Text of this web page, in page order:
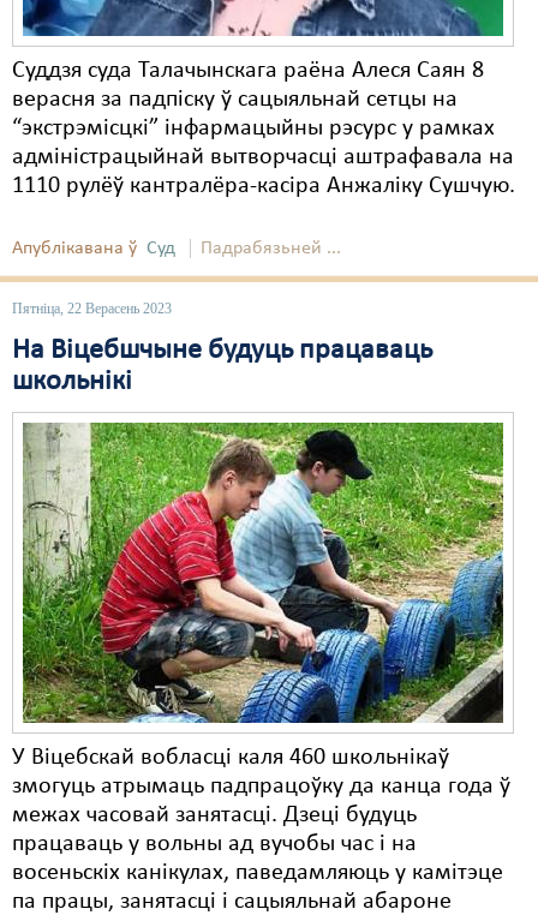
Суддзя суда Талачынскага раёна Алеся Саян 8
верасня за падпіску ў сацыяльнай сетцы на
“экстрэмісцкі” інфармацыйны рэсурс у рамках
адміністрацыйнай вытворчасці аштрафавала на
1110 рулёў кантралёра-касіра Анжаліку Сушчую.
Апублікавана ў Суд Падрабязьней ...
Пятніца, 22 Верасень 2023
На Віцебшчыне будуць працаваць
школьнікі
У Віцебскай вобласці каля 460 школьнікаў
змогуць атрымаць падпрацоўку да канца года ў
межах часовай занятасці. Дзеці будуць
працаваць у вольны ад вучобы час і на
восеньскіх канікулах, паведамляюць у камітэце
па працы, занятасці і сацыяльнай абароне